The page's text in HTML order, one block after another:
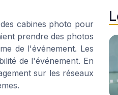
cabines photo pour
prendre des photos
de l'événement. Les
de l'événement. En
sur les réseaux